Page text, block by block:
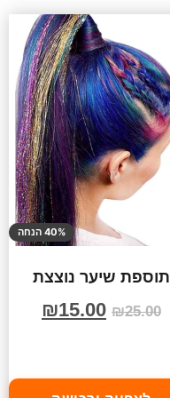
40% הנחה
תוספת שיער נוצצת
₪25.00
₪15.00